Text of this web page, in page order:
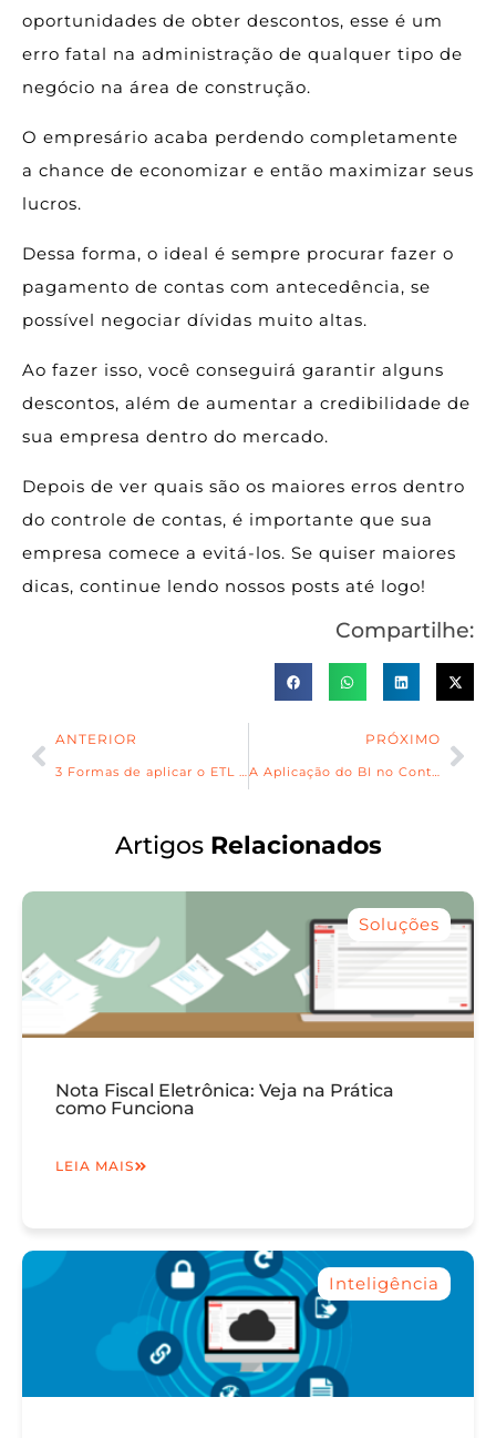
oportunidades de obter descontos, esse é um
erro fatal na administração de qualquer tipo de
negócio na área de construção.
O empresário acaba perdendo completamente
a chance de economizar e então maximizar seus
lucros.
Dessa forma, o ideal é sempre procurar fazer o
pagamento de contas com antecedência, se
possível negociar dívidas muito altas.
Ao fazer isso, você conseguirá garantir alguns
descontos, além de aumentar a credibilidade de
sua empresa dentro do mercado.
Depois de ver quais são os maiores erros dentro
do controle de contas, é importante que sua
empresa comece a evitá-los. Se quiser maiores
dicas, continue lendo nossos posts até logo!
Compartilhe:
ANTERIOR
3 Formas de aplicar o ETL na Construção Civil
PRÓXIMO
A Aplicação do BI no Controle de Gestão de Carteira
Artigos Relacionados
Soluções
Nota Fiscal Eletrônica: Veja na Prática
como Funciona
LEIA MAIS
Inteligência